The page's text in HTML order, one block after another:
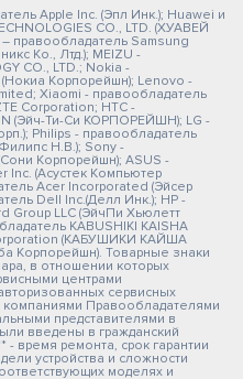
Apple Inc. (Эпл Инк.); Huawei и
CO., LTD. (ХУАВЕЙ
Samsung
Ко., Лтд.); MEIZU -
CO., LTD.; Nokia -
Корпорейшн); Lenovo -
Xiaomi - правообладатель
Corporation; HTC -
(Эйч-Ти-Си КОРПОРЕЙШН); LG -
Philips - правообладатель
Н.В.); Sony -
Корпорейшн); ASUS -
Inc. (Асустек Компьютер
Acer Incorporated (Эйсер
Dell Inc.(Делл Инк.); HP -
Group LLC (ЭйчПи Хьюлетт
KABUSHIKI KAISHA
(КАБУШИКИ КАЙША
Корпорейшн). Товарные знаки
в отношении которых
центрами
сервисных
компаниями Правообладателями
представителями в
введены в гражданский
- время ремонта, срок гарантии
устройства и сложности
моделях и